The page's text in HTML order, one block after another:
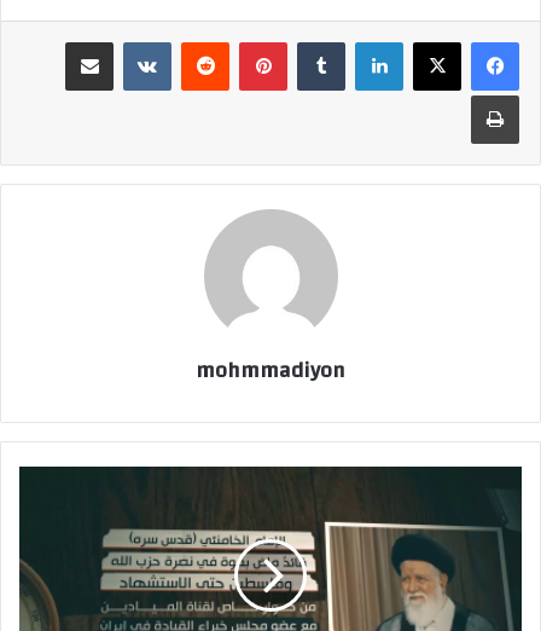
لينكدإن بينتيريست مشاركة عبر البريد
طباعة
mohmmadiyon